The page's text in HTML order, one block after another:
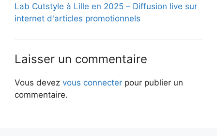
Lab Cutstyle à Lille en 2025 – Diffusion live sur
internet d'articles promotionnels
Laisser un commentaire
Vous devez vous connecter pour publier un
commentaire.